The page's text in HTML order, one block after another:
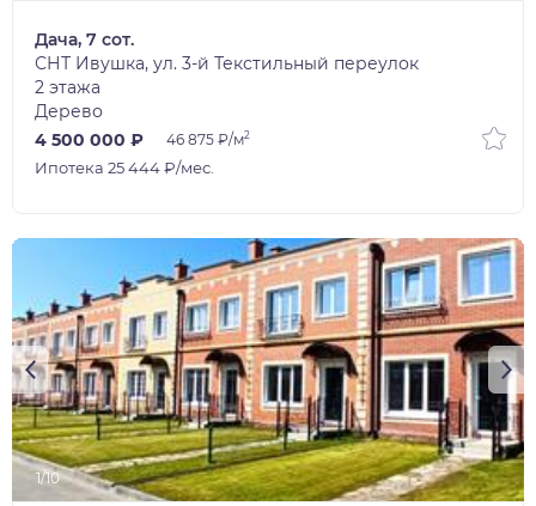
Дача, 7 сот.
СНТ Ивушка, ул. 3-й Текстильный переулок
2 этажа
Дерево
4 500 000 ₽
46 875 ₽/м2
Ипотека 25 444 ₽/мес.
1/10